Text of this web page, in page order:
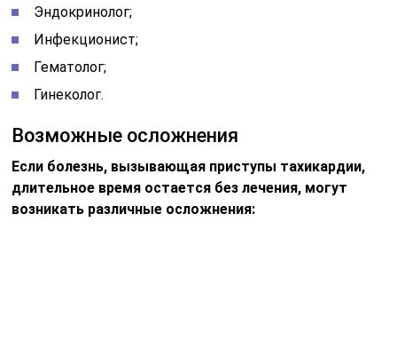
Эндокринолог;
Инфекционист;
Гематолог;
Гинеколог.
Возможные осложнения
Если болезнь, вызывающая приступы тахикардии,
длительное время остается без лечения, могут
возникать различные осложнения: